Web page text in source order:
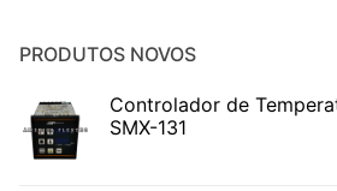
PRODUTOS NOVOS
Controlador de
SMX-131